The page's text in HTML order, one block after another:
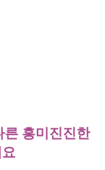
흥미진진한